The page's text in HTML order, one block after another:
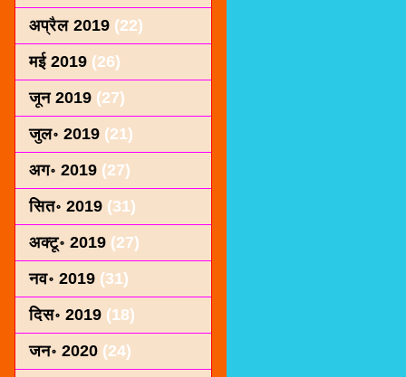
अप्रैल 2019 (22)
मई 2019 (26)
जून 2019 (27)
जुल॰ 2019 (21)
अग॰ 2019 (27)
सित॰ 2019 (31)
अक्टू॰ 2019 (27)
नव॰ 2019 (31)
दिस॰ 2019 (18)
जन॰ 2020 (24)